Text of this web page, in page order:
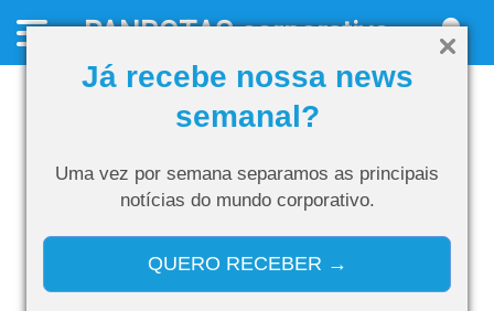
Já recebe nossa news
semanal?
Uma vez por semana separamos as principais
notícias do mundo corporativo.
QUERO RECEBER →
PANROTAScorporativo